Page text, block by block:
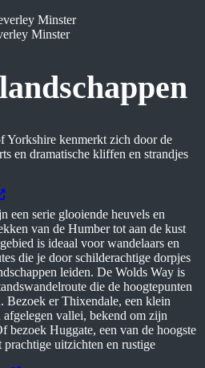
Minster
Yorkshire kenmerkt zich door de
en dramatische kliffen en strandjes
een serie glooiende heuvels en
van de Humber tot aan de kust
is ideaal voor wandelaars en
die je door schilderachtige dorpjes
leiden. De Wolds Way is
die de hoogtepunten
Bezoek er Thixendale, een klein
afgelegen vallei, bekend om zijn
bezoek Huggate, een van de hoogste
uitzichten en rustige